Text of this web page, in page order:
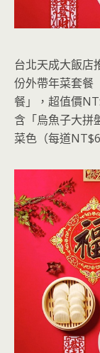
台北天成大飯店
份外帶年菜套餐
餐」，超值價
含「烏魚子大拼
菜色（每道